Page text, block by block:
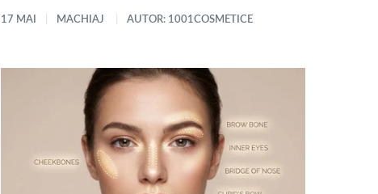
17 MAI MACHIAJ AUTOR: 1001COSMETICE